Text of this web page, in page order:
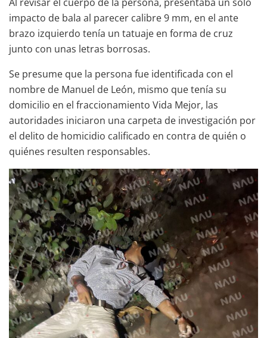
impacto de bala al parecer calibre 9 mm, en el ante
brazo izquierdo tenía un tatuaje en forma de cruz
junto con unas letras borrosas.
Se presume que la persona fue identificada con el
nombre de Manuel de León, mismo que tenía su
domicilio en el fraccionamiento Vida Mejor, las
autoridades iniciaron una carpeta de investigación por
el delito de homicidio calificado en contra de quién o
quiénes resulten responsables.